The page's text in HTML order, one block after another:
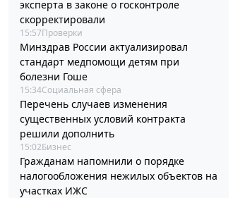
эксперта в законе о госконтроле
скорректировали
15:57Проверки
Минздрав России актуализировал
стандарт медпомощи детям при
болезни Гоше
15:34Социальная сфера
Перечень случаев изменения
существенных условий контракта
решили дополнить
15:02Бизнес
Гражданам напомнили о порядке
налогообложения нежилых объектов на
участках ИЖС